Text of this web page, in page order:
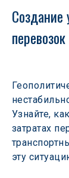
Создание
Узнайте,
затратах
эту